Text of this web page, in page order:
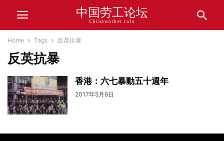
中国劳工论坛
Chinaworker.info
Home Tags 反英抗暴
反英抗暴
香港：六七暴動五十週年
2017年5月6日